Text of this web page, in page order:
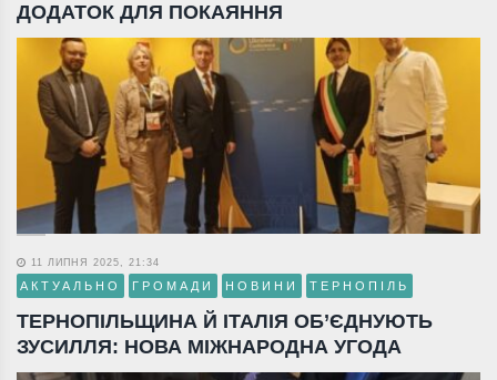
ДОДАТОК ДЛЯ ПОКАЯННЯ
11 ЛИПНЯ 2025, 21:34
АКТУАЛЬНО ГРОМАДИ НОВИНИ ТЕРНОПІЛЬ
ТЕРНОПІЛЬЩИНА Й ІТАЛІЯ ОБ’ЄДНУЮТЬ
ЗУСИЛЛЯ: НОВА МІЖНАРОДНА УГОДА